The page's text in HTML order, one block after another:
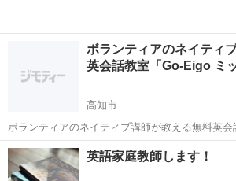
ボランティアのネイティ
英会話教室「Go-Eigo ミ
高知市
ボランティアのネイティブ講師が教える無料英会
ッションスクール」の 双葉クラスです Go-Eigo ミッションスクールは
60年以上の歴史を持つ無料英会話教室です。主に
ランティア...
高知 高知市 英会話 クラス
英語家庭教師します！